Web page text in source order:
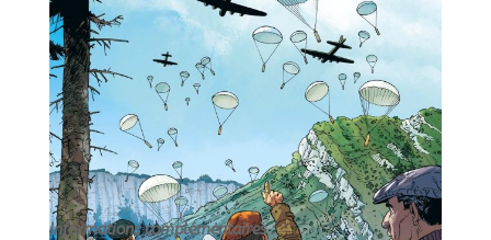
COMPLETE/1/BAMB
Informations complémentaires :